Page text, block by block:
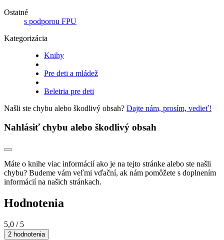
Ostatné
s podporou FPU
Kategorizácia
Knihy
Pre deti a mládež
Beletria pre deti
Našli ste chybu alebo škodlivý obsah? Dajte nám, prosím, vedieť!
Nahlásiť chybu alebo škodlivý obsah
Máte o knihe viac informácií ako je na tejto stránke alebo ste našli
chybu? Budeme vám veľmi vďační, ak nám pomôžete s doplnením
informácií na našich stránkach.
Hodnotenia
5,0 / 5
2 hodnotenia